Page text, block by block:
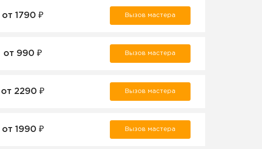
от 1790 ₽ Вызов мастера
от 990 ₽ Вызов мастера
от 2290 ₽ Вызов мастера
от 1990 ₽ Вызов мастера